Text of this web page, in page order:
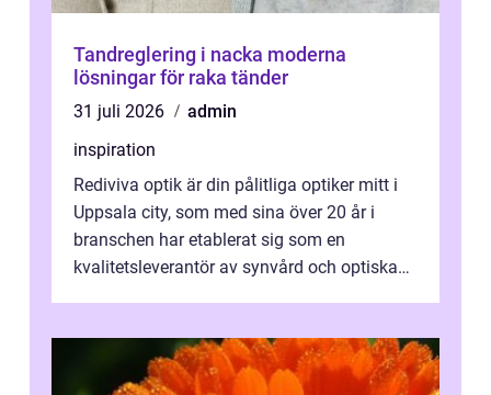
Tandreglering i nacka moderna
lösningar för raka tänder
31 juli 2026
admin
inspiration
Rediviva optik är din pålitliga optiker mitt i
Uppsala city, som med sina över 20 år i
branschen har etablerat sig som en
kvalitetsleverantör av synvård och optiska